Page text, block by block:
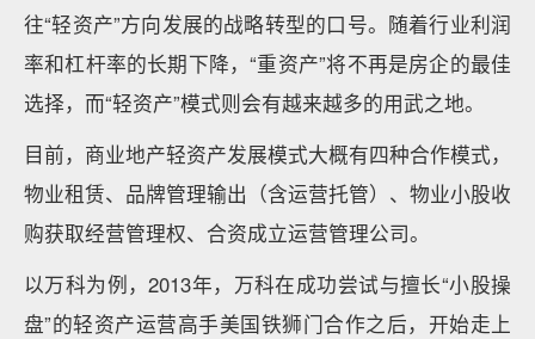
往“轻资产”方向发展的战略转型的口号。随着行业利润
率和杠杆率的长期下降，“重资产”将不再是房企的最佳
选择，而“轻资产”模式则会有越来越多的用武之地。
目前，商业地产轻资产发展模式大概有四种合作模式，
物业租赁、品牌管理输出（含运营托管）、物业小股收
购获取经营管理权、合资成立运营管理公司。
以万科为例，2013年，万科在成功尝试与擅长“小股操
盘”的轻资产运营高手美国铁狮门合作之后，开始走上